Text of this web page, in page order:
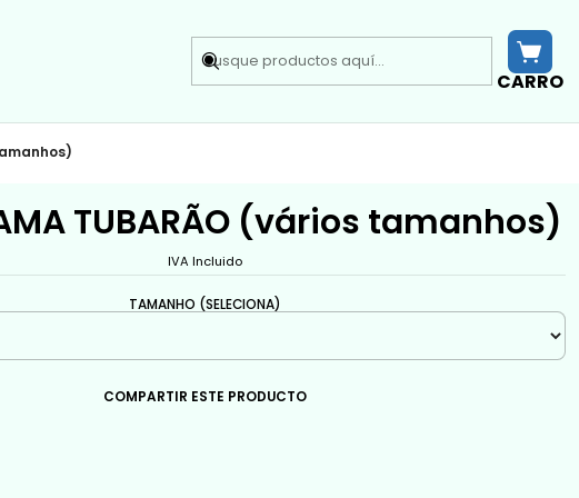
CARRO
TUBARÃO (vários tamanhos)
IVA Incluido
TAMANHO (SELECIONA)
COMPARTIR ESTE PRODUCTO